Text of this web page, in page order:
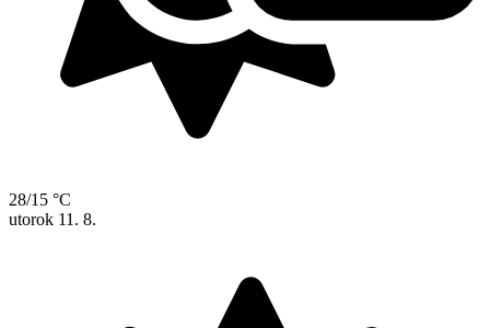
28/15 °C
utorok 11. 8.